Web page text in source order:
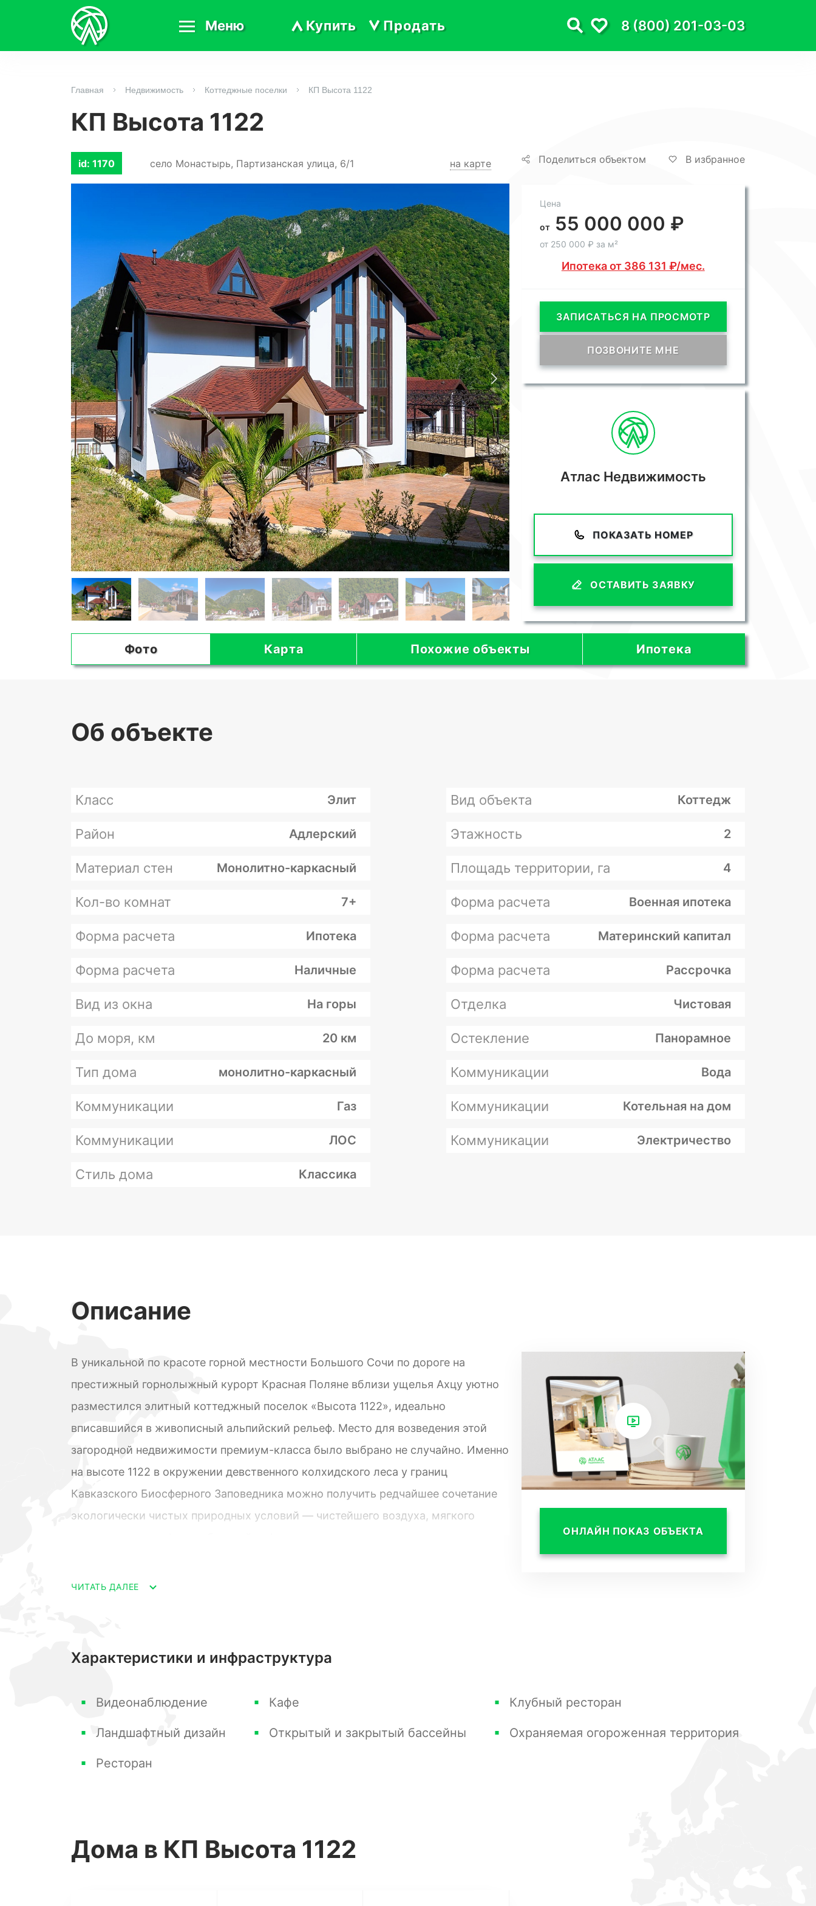
Меню Купить Продать 8 (800) 201-03-03
Главная Недвижимость Коттеджные поселки КП Высота 1122
КП Высота 1122
id: 1170 село Монастырь, Партизанская улица, 6/1 на карте Поделиться объектом В избранное
Цена
от55 000 000 ₽
от 250 000 ₽ за м²
Ипотека от 386 131 ₽/мес.
ЗАПИСАТЬСЯ НА ПРОСМОТР
ПОЗВОНИТЕ МНЕ
Атлас Недвижимость
ПОКАЗАТЬ НОМЕР
ОСТАВИТЬ ЗАЯВКУ
Фото Карта Похожие объекты Ипотека
Об объекте
Класс Элит Вид объекта Коттедж
Район Адлерский Этажность 2
Материал стен Монолитно-каркасный Площадь территории, га 4
Кол-во комнат 7+ Форма расчета Военная ипотека
Форма расчета Ипотека Форма расчета Материнский капитал
Форма расчета Наличные Форма расчета Рассрочка
Вид из окна На горы Отделка Чистовая
До моря, км 20 км Остекление Панорамное
Тип дома монолитно-каркасный Коммуникации Вода
Коммуникации Газ Коммуникации Котельная на дом
Коммуникации ЛОС Коммуникации Электричество
Стиль дома Классика
Описание
В уникальной по красоте горной местности Большого Сочи по дороге на
престижный горнолыжный курорт Красная Поляне вблизи ущелья Ахцу уютно
разместился элитный коттеджный поселок «Высота 1122», идеально
вписавшийся в живописный альпийский рельеф. Место для возведения этой
загородной недвижимости премиум-класса было выбрано не случайно. Именно
на высоте 1122 в окружении девственного колхидского леса у границ
Кавказского Биосферного Заповедника можно получить редчайшее сочетание
экологически чистых природных условий — чистейшего воздуха, мягкого
Территория поселка представлена 2-мя очередями из 60-ти домов в
1-ая площадка: премиальный сегмент на территории в 3 га, рассчитанный на 27
домовладений, участки от 6 соток до 14, стоимость домов от 90 млн. до 150
млн. рублей.
Коттеджи располагают собственным закрытым пространством помимо общей
придомовой территории, имеют гостевые дома, подогреваемые бассейны и
ЧИТАТЬ ДАЛЕЕ
ОНЛАЙН ПОКАЗ ОБЪЕКТА
Характеристики и инфраструктура
Видеонаблюдение Кафе Клубный ресторан
Ландшафтный дизайн Открытый и закрытый бассейны Охраняемая огороженная территория
Ресторан
Дома в КП Высота 1122